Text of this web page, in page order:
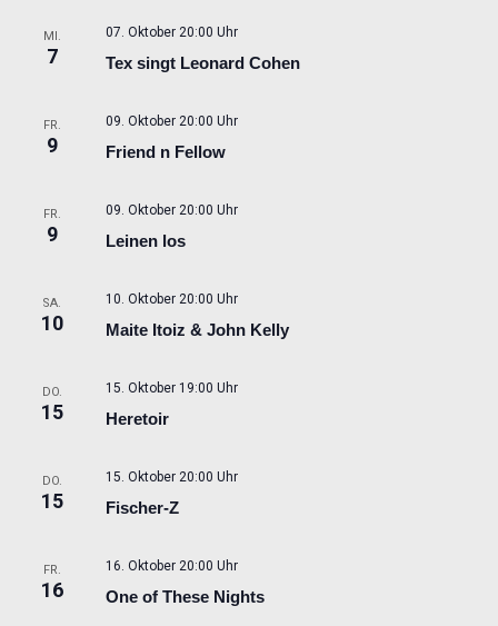
MI.
7 Tex singt Leonard Cohen
07. Oktober 20:00 Uhr
FR.
9 Friend n Fellow
09. Oktober 20:00 Uhr
FR.
9 Leinen los
09. Oktober 20:00 Uhr
SA.
10 Maite Itoiz & John Kelly
10. Oktober 20:00 Uhr
DO.
15 Heretoir
15. Oktober 19:00 Uhr
DO.
15 Fischer-Z
15. Oktober 20:00 Uhr
FR.
16 One of These Nights
16. Oktober 20:00 Uhr